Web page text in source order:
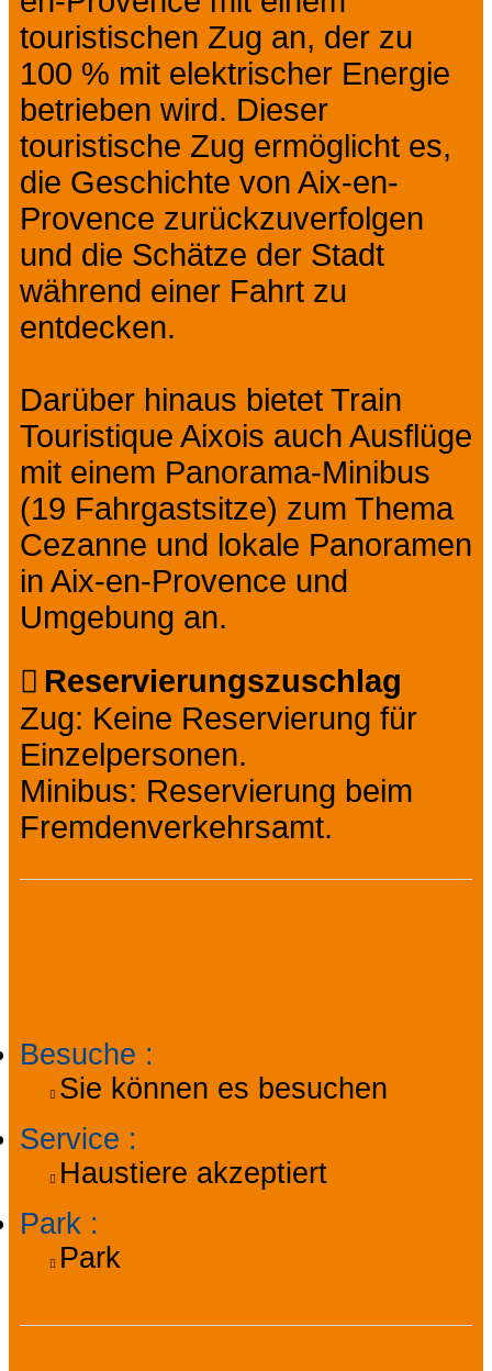
touristischen Zug an, der zu
100 % mit elektrischer Energie
betrieben wird. Dieser
touristische Zug ermöglicht es,
die Geschichte von Aix-en-
Provence zurückzuverfolgen
und die Schätze der Stadt
während einer Fahrt zu
entdecken.
Darüber hinaus bietet Train
Touristique Aixois auch Ausflüge
mit einem Panorama-Minibus
(19 Fahrgastsitze) zum Thema
Cezanne und lokale Panoramen
in Aix-en-Provence und
Umgebung an.
Reservierungszuschlag
Zug: Keine Reservierung für
Einzelpersonen.
Minibus: Reservierung beim
Fremdenverkehrsamt.
Besuche :
Sie können es besuchen
Service :
Haustiere akzeptiert
Park :
Park